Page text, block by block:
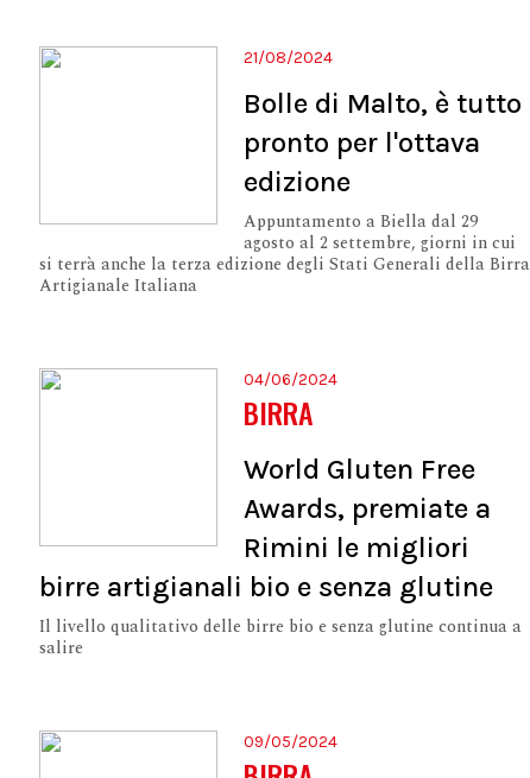
21/08/2024
Bolle di Malto, è tutto
pronto per l'ottava
edizione
Appuntamento a Biella dal 29
agosto al 2 settembre, giorni in cui
si terrà anche la terza edizione degli Stati Generali della Birra
Artigianale Italiana
04/06/2024
BIRRA
World Gluten Free
Awards, premiate a
Rimini le migliori
birre artigianali bio e senza glutine
Il livello qualitativo delle birre bio e senza glutine continua a
salire
09/05/2024